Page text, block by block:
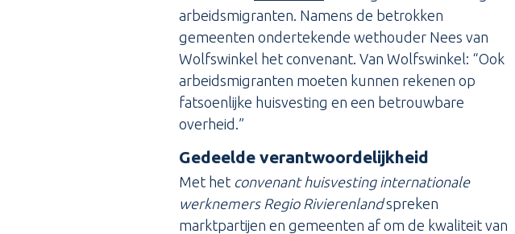
arbeidsmigranten. Namens de betrokken
gemeenten ondertekende wethouder Nees van
Wolfswinkel het convenant. Van Wolfswinkel: “Ook
arbeidsmigranten moeten kunnen rekenen op
fatsoenlijke huisvesting en een betrouwbare
overheid.”
Gedeelde verantwoordelijkheid
Met het convenant huisvesting internationale
werknemers Regio Rivierenlandspreken
marktpartijen en gemeenten af om de kwaliteit van